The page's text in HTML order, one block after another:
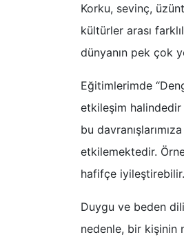
​Korku, sevinç,
kültürler arası
dünyanın pek çok
​​Eğitimlerimde
etkileşim
bu
etkilemektedir.
hafifçe iyileştirebilir.
​Duygu ve beden
nedenle, bir kişinin